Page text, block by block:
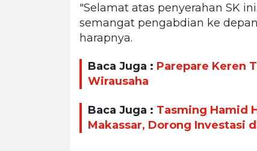
"Selamat atas penyerahan SK
semangat pengabdian ke
harapnya.
Baca Juga : Parepare Keren
Wirausaha
Baca Juga : Tasming Hamid
Makassar, Dorong Investasi